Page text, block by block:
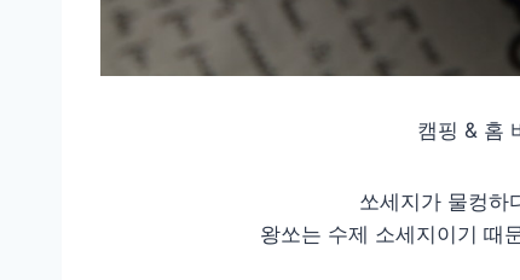
캠핑 & 홈
쏘세지가 물컹하
왕쏘는 수제 소세지이기 때